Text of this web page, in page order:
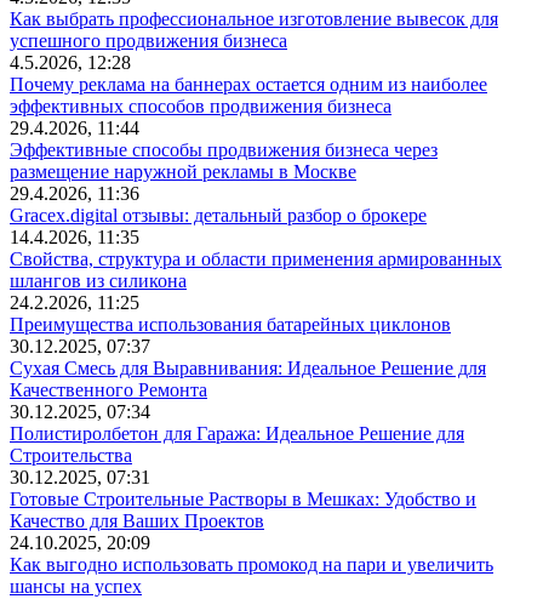
Как выбрать профессиональное изготовление вывесок для
успешного продвижения бизнеса
4.5.2026, 12:28
Почему реклама на баннерах остается одним из наиболее
эффективных способов продвижения бизнеса
29.4.2026, 11:44
Эффективные способы продвижения бизнеса через
размещение наружной рекламы в Москве
29.4.2026, 11:36
Gracex.digital отзывы: детальный разбор о брокере
14.4.2026, 11:35
Свойства, структура и области применения армированных
шлангов из силикона
24.2.2026, 11:25
Преимущества использования батарейных циклонов
30.12.2025, 07:37
Сухая Смесь для Выравнивания: Идеальное Решение для
Качественного Ремонта
30.12.2025, 07:34
Полистиролбетон для Гаража: Идеальное Решение для
Строительства
30.12.2025, 07:31
Готовые Строительные Растворы в Мешках: Удобство и
Качество для Ваших Проектов
24.10.2025, 20:09
Как выгодно использовать промокод на пари и увеличить
шансы на успех